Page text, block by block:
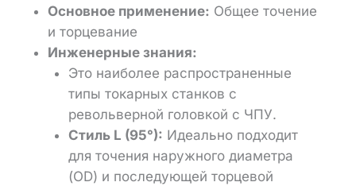
Основное применение: Общее точение
и торцевание
Инженерные знания:
Это наиболее распространенные
типы токарных станков с
револьверной головкой с ЧПУ.
Стиль L (95°): Идеально подходит
для точения наружного диаметра
(OD) и последующей торцевой